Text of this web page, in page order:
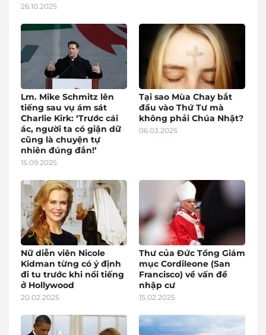
26.10.2025
Lm. Mike Schmitz lên
tiếng sau vụ ám sát
Charlie Kirk: ‘Trước cái
ác, người ta có giận dữ
cũng là chuyện tự
nhiên đúng đắn!’
15.09.2025
Tại sao Mùa Chay bắt
đầu vào Thứ Tư mà
không phải Chúa Nhật?
06.03.2025
Nữ diễn viên Nicole
Kidman từng có ý định
đi tu trước khi nổi tiếng
ở Hollywood
20.02.2025
Thư của Đức Tổng Giám
mục Cordileone (San
Francisco) về vấn đề
nhập cư
15.02.2025